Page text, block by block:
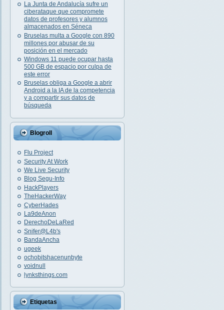
La Junta de Andalucía sufre un
ciberataque que compromete
datos de profesores y alumnos
almacenados en Séneca
Bruselas multa a Google con 890
millones por abusar de su
posición en el mercado
Windows 11 puede ocupar hasta
500 GB de espacio por culpa de
este error
Bruselas obliga a Google a abrir
Android a la IA de la competencia
y a compartir sus datos de
búsqueda
Blogroll
Flu Project
Security At Work
We Live Security
Blog Segu-Info
HackPlayers
TheHackerWay
CyberHades
La9deAnon
DerechoDeLaRed
Snifer@L4b's
BandaAncha
ugeek
ochobitshacenunbyte
voidnull
lynksthings.com
Etiquetas